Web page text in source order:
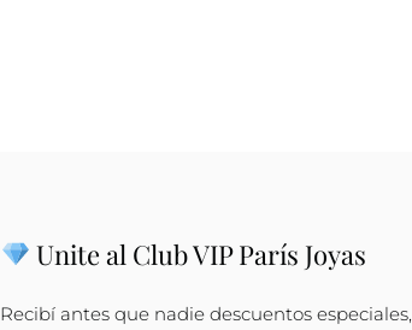
Unite al Club VIP París Joyas
Recibí antes que nadie descuentos especiales,